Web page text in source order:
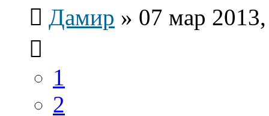
Дамир » 07 мар
1
2